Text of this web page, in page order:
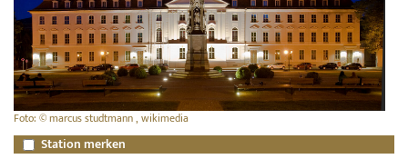
Foto: © marcus studtmann , wikimedia
Station merken